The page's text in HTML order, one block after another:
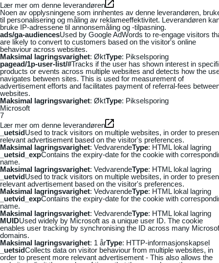
Lær mer om denne leverandøren
Noen av opplysningene som innhentes av denne leverandøren,
til personalisering og måling av reklameeffektivitet. Leverandøren
bruke IP-adressene til annonsemåling og -tilpasning.
ads/ga-audiencesUsed by Google AdWords to re-engage visitors
are likely to convert to customers based on the visitor's online
behaviour across websites.
Maksimal lagringsvarighet: ØktType: Pikselsporing
pagead/1p-user-list/#Tracks if the user has shown interest in
products or events across multiple websites and detects how the
navigates between sites. This is used for measurement of
advertisement efforts and facilitates payment of referral-fees
websites.
Maksimal lagringsvarighet: ØktType: Pikselsporing
Microsoft
7
Lær mer om denne leverandøren
_uetsidUsed to track visitors on multiple websites, in order to
relevant advertisement based on the visitor's preferences.
Maksimal lagringsvarighet: VedvarendeType: HTML lokal lagring
_uetsid_expContains the expiry-date for the cookie with
name.
Maksimal lagringsvarighet: VedvarendeType: HTML lokal lagring
_uetvidUsed to track visitors on multiple websites, in order to
relevant advertisement based on the visitor's preferences.
Maksimal lagringsvarighet: VedvarendeType: HTML lokal lagring
_uetvid_expContains the expiry-date for the cookie with
name.
Maksimal lagringsvarighet: VedvarendeType: HTML lokal lagring
MUIDUsed widely by Microsoft as a unique user ID. The cookie
enables user tracking by synchronising the ID across many
domains.
Maksimal lagringsvarighet: 1 årType: HTTP-informasjonskapsel
_uetsidCollects data on visitor behaviour from multiple websites, in
order to present more relevant advertisement - This also allows the